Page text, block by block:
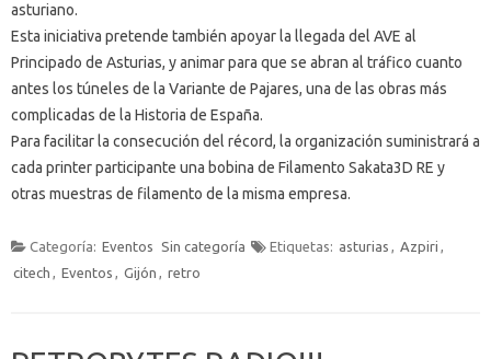
asturiano.
Esta iniciativa pretende también apoyar la llegada del AVE al
Principado de Asturias, y animar para que se abran al tráfico cuanto
antes los túneles de la Variante de Pajares, una de las obras más
complicadas de la Historia de España.
Para facilitar la consecución del récord, la organización suministrará a
cada printer participante una bobina de Filamento Sakata3D RE y
otras muestras de filamento de la misma empresa.
Categoría: Eventos Sin categoría Etiquetas: asturias , Azpiri ,
citech , Eventos , Gijón , retro